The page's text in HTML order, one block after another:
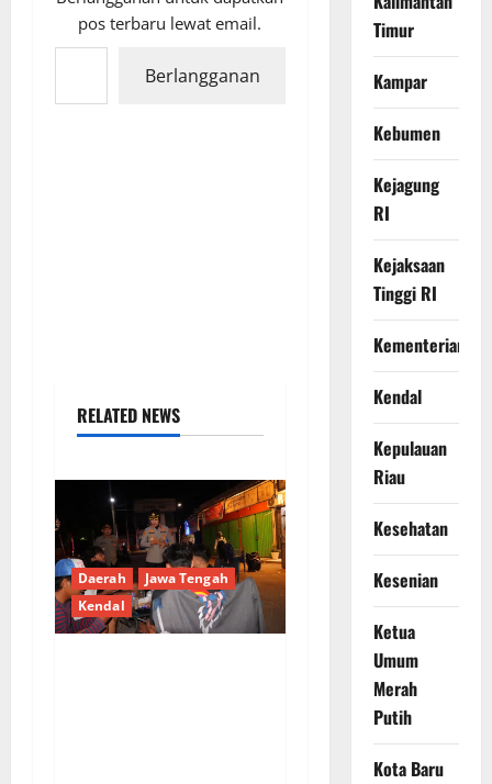
pos terbaru lewat email.
Ketikkan email Anda...
Berlangganan
RELATED NEWS
Daerah
Jawa Tengah
Kendal
Timur
Kampar
Kebumen
Kejagung
RI
Kejaksaan
Tinggi RI
Kementerian
Kendal
Kepulauan
Riau
Kesehatan
Kesenian
Ketua
Umum
Merah
Putih
Kota Baru